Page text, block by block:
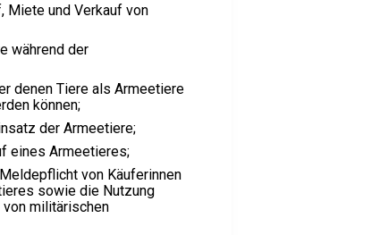
Miete und Verkauf von
während der
denen Tiere als Armeetiere
können;
der Armeetiere;
eines Armeetieres;
von Käuferinnen
sowie die Nutzung
militärischen